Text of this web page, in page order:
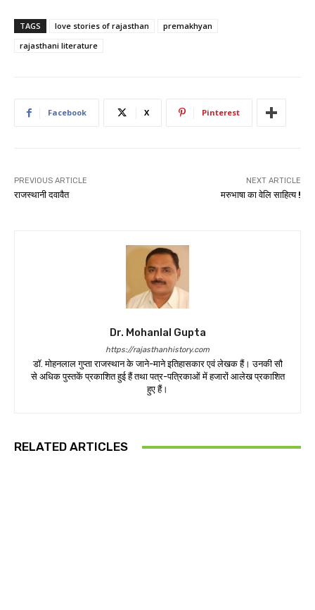
TAGS love stories of rajasthan
premakhyan
rajasthani literature
Facebook X Pinterest
PREVIOUS ARTICLE
राजस्थानी दवावैत
NEXT ARTICLE
मरुभाषा का वेलि साहित्य !
Dr. Mohanlal Gupta
https://rajasthanhistory.com
डॉ. मोहनलाल गुप्ता राजस्थान के जाने-माने इतिहासकार एवं लेखक हैं। उनकी सौ
से अधिक पुस्तकें प्रकाशित हुई हैं तथा पत्र-पत्रिकाओं में हजारों आलेख प्रकाशित
हुए हैं।
RELATED ARTICLES